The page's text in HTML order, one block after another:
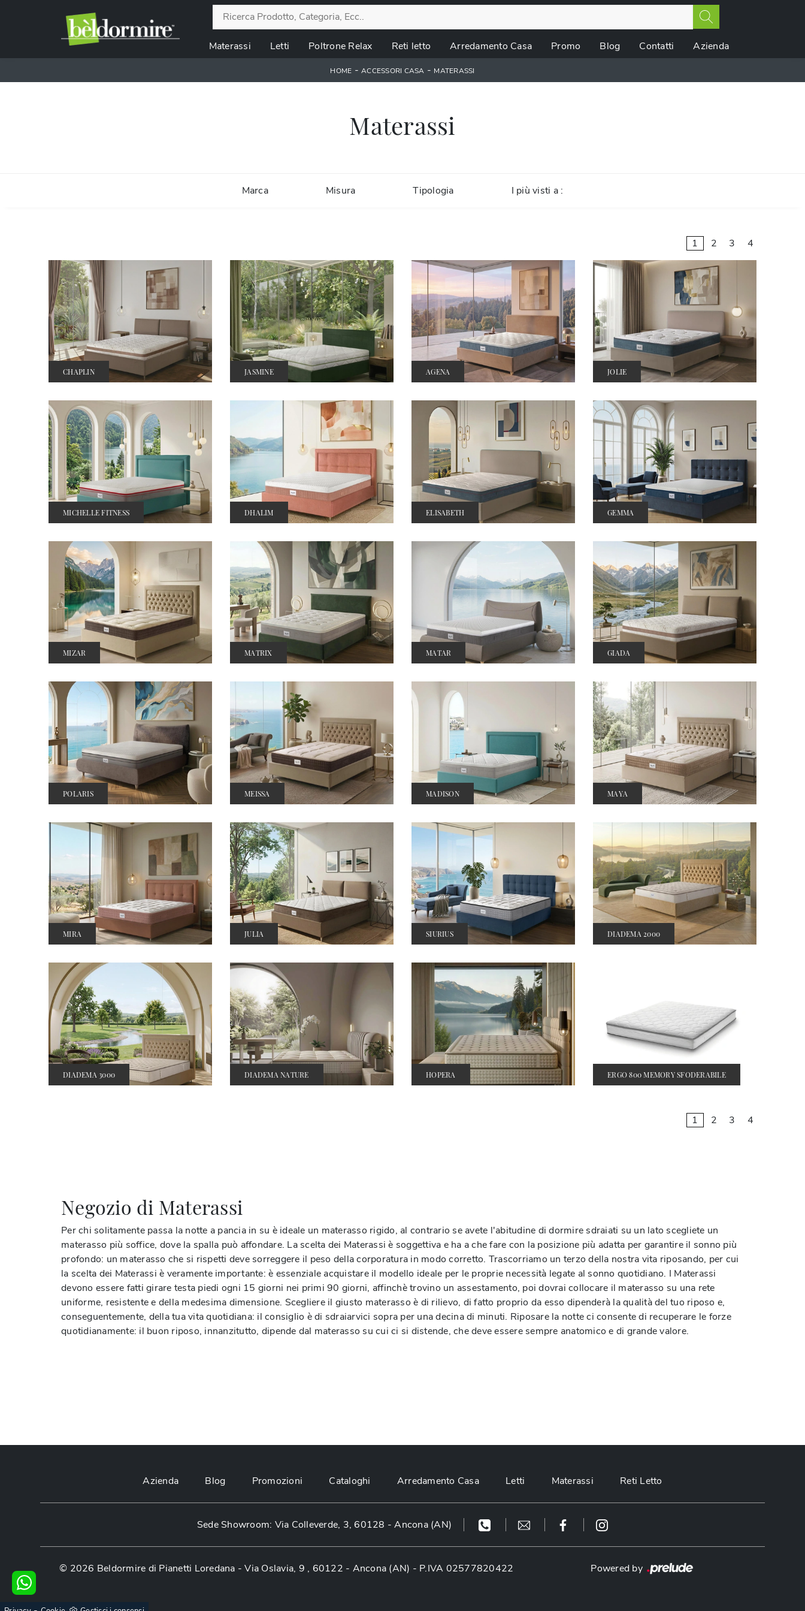
Materassi Letti Poltrone Relax Reti letto Arredamento Casa Promo Blog Contatti Azienda
HOME -ACCESSORI CASA - MATERASSI
Materassi
Marca Misura Tipologia I più visti a :
1 2 3 4
CHAPLIN JASMINE AGENA JOLIE
MICHELLE FITNESS DHALIM ELISABETH GEMMA
MIZAR MATRIX MATAR GIADA
POLARIS MEISSA MADISON MAYA
MIRA JULIA SIURIUS DIADEMA 2000
DIADEMA 3000 DIADEMA NATURE HOPERA ERGO 800 MEMORY SFODERABILE
1 2 3 4
Negozio di Materassi
Per chi solitamente passa la notte a pancia in su è ideale un materasso rigido, al contrario se avete l'abitudine di dormire sdraiati su un lato scegliete un
materasso più soffice, dove la spalla può affondare. La scelta dei Materassi è soggettiva e ha a che fare con la posizione più adatta per garantire il sonno più
profondo: un materasso che si rispetti deve sorreggere il peso della corporatura in modo corretto. Trascorriamo un terzo della nostra vita riposando, per cui
la scelta dei Materassi è veramente importante: è essenziale acquistare il modello ideale per le proprie necessità legate al sonno quotidiano. I Materassi
devono essere fatti girare testa piedi ogni 15 giorni nei primi 90 giorni, affinchè trovino un assestamento, poi dovrai collocare il materasso su una rete
uniforme, resistente e della medesima dimensione. Scegliere il giusto materasso è di rilievo, di fatto proprio da esso dipenderà la qualità del tuo riposo e,
conseguentemente, della tua vita quotidiana: il consiglio è di sdraiarvici sopra per una decina di minuti. Riposare la notte ci consente di recuperare le forze
quotidianamente: il buon riposo, innanzitutto, dipende dal materasso su cui ci si distende, che deve essere sempre anatomico e di grande valore.
Azienda Blog Promozioni Cataloghi Arredamento Casa Letti Materassi Reti Letto
Sede Showroom: Via Colleverde, 3, 60128 - Ancona (AN)
© 2026 Beldormire di Pianetti Loredana -Via Oslavia, 9 , 60122 - Ancona (AN) - P.IVA 02577820422 Powered by